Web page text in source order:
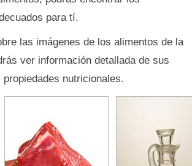
para tí.
las imágenes de los alimentos de la
ver información detallada de sus
nutricionales.